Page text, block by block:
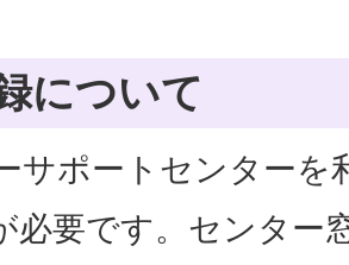
について
サポートセンターを
必要です。センター